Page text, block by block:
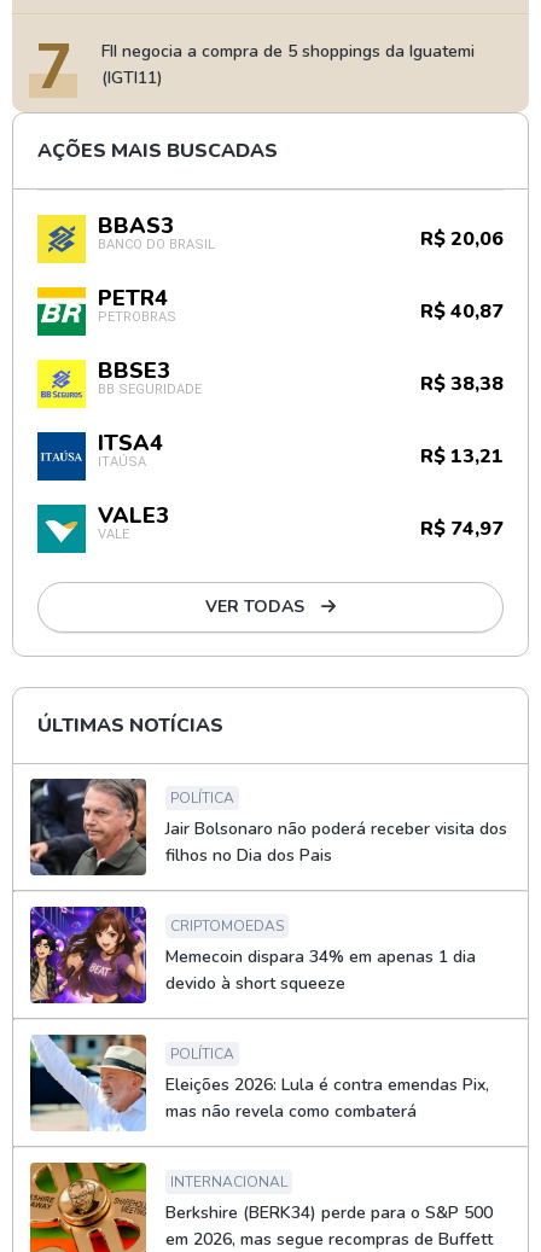
7
FII negocia a compra de 5 shoppings da Iguatemi
(IGTI11)
AÇÕES MAIS BUSCADAS
BBAS3
BANCO DO BRASIL R$ 20,06
PETR4
PETROBRAS R$ 40,87
BBSE3
BB SEGURIDADE R$ 38,38
ITSA4
ITAÚSA R$ 13,21
VALE3
VALE R$ 74,97
VER TODAS
ÚLTIMAS NOTÍCIAS
POLÍTICA
Jair Bolsonaro não poderá receber visita dos
filhos no Dia dos Pais
CRIPTOMOEDAS
Memecoin dispara 34% em apenas 1 dia
devido à short squeeze
POLÍTICA
Eleições 2026: Lula é contra emendas Pix,
mas não revela como combaterá
INTERNACIONAL
Berkshire (BERK34) perde para o S&P 500
em 2026, mas segue recompras de Buffett